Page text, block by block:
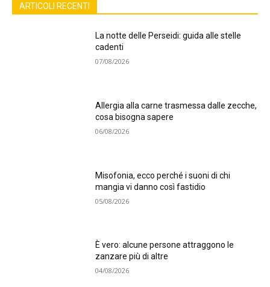
ARTICOLI RECENTI
La notte delle Perseidi: guida alle stelle
cadenti
07/08/2026
Allergia alla carne trasmessa dalle zecche,
cosa bisogna sapere
06/08/2026
Misofonia, ecco perché i suoni di chi
mangia vi danno così fastidio
05/08/2026
È vero: alcune persone attraggono le
zanzare più di altre
04/08/2026